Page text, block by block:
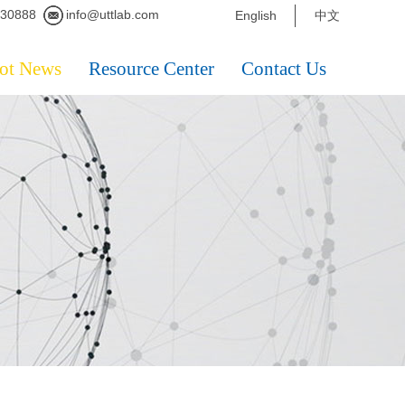
info@uttlab.com English 中文
News Resource Center Contact Us